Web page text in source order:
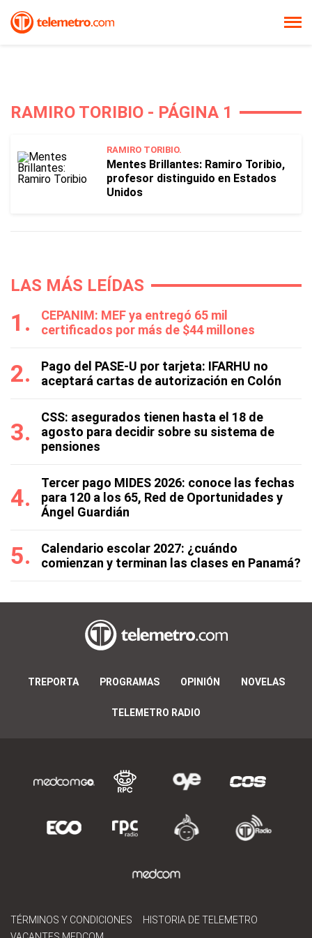
RAMIRO TORIBIO - PÁGINA 1
RAMIRO TORIBIO.
Mentes Brillantes: Ramiro Toribio,
profesor distinguido en Estados
Unidos
LAS MÁS LEÍDAS
CEPANIM: MEF ya entregó 65 mil
certificados por más de $44 millones
Pago del PASE-U por tarjeta: IFARHU no
aceptará cartas de autorización en Colón
CSS: asegurados tienen hasta el 18 de
agosto para decidir sobre su sistema de
pensiones
Tercer pago MIDES 2026: conoce las fechas
para 120 a los 65, Red de Oportunidades y
Ángel Guardián
Calendario escolar 2027: ¿cuándo
comienzan y terminan las clases en Panamá?
TREPORTA PROGRAMAS OPINIÓN NOVELAS
TELEMETRO RADIO
TÉRMINOS Y CONDICIONES
HISTORIA DE TELEMETRO